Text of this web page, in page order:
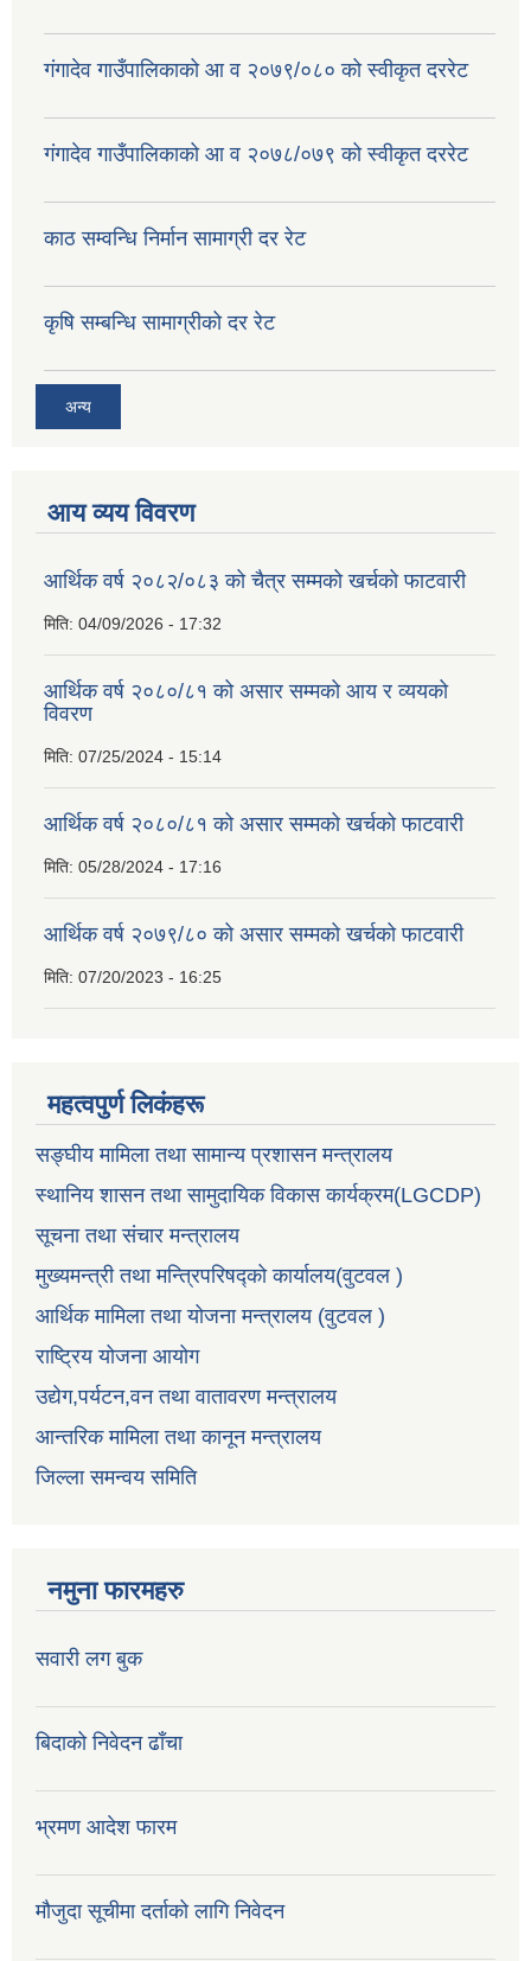
गंगादेव गाउँपालिकाको आ व २०७९/०८० को स्वीकृत दररेट
गंगादेव गाउँपालिकाको आ व २०७८/०७९ को स्वीकृत दररेट
काठ सम्वन्धि निर्मान सामाग्री दर रेट
कृषि सम्बन्धि सामाग्रीको दर रेट
अन्य
आय व्यय विवरण
आर्थिक वर्ष २०८२/०८३ को चैत्र सम्मको खर्चको फाटवारी
मिति: 04/09/2026 - 17:32
आर्थिक वर्ष २०८०/८१ को असार सम्मको आय र व्ययको
विवरण
मिति: 07/25/2024 - 15:14
आर्थिक वर्ष २०८०/८१ को असार सम्मको खर्चको फाटवारी
मिति: 05/28/2024 - 17:16
आर्थिक वर्ष २०७९/८० को असार सम्मको खर्चको फाटवारी
मिति: 07/20/2023 - 16:25
महत्वपुर्ण लिकंहरू
सङ्घीय मामिला तथा सामान्य प्रशासन मन्त्रालय
स्थानिय शासन तथा सामुदायिक विकास कार्यक्रम(LGCDP)
सूचना तथा संचार मन्त्रालय
मुख्यमन्त्री तथा मन्त्रिपरिषद्को कार्यालय(वुटवल )
आर्थिक मामिला तथा योजना मन्त्रालय (वुटवल )
राष्ट्रिय योजना आयोग
उद्येग,पर्यटन,वन तथा वातावरण मन्त्रालय
आन्तरिक मामिला तथा कानून मन्त्रालय
जिल्ला समन्वय समिति
नमुना फारमहरु
सवारी लग बुक
बिदाको निवेदन ढाँचा
भ्रमण आदेश फारम
मौजुदा सूचीमा दर्ताको लागि निवेदन